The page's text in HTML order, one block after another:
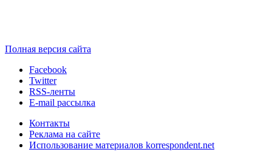
Полная версия сайта
Facebook
Twitter
RSS-ленты
E-mail рассылка
Контакты
Реклама на сайте
Использование материалов korrespondent.net